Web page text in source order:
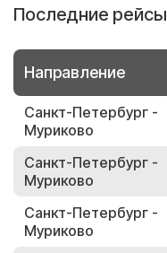
Последние рейсы
Направление
Санкт-Петербург -
Муриково
Санкт-Петербург -
Муриково
Санкт-Петербург -
Муриково